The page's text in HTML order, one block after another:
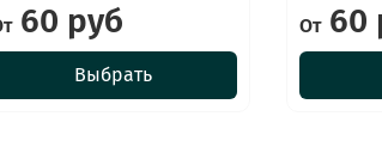
60 руб
Выбрать
От60